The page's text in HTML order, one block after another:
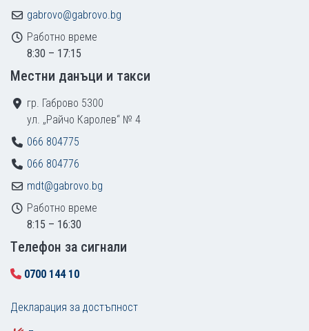
gabrovo@gabrovo.bg
Работно време
8:30 – 17:15
Местни данъци и такси
гр. Габрово 5300
ул. „Райчо Каролев“ № 4
066 804775
066 804776
mdt@gabrovo.bg
Работно време
8:15 – 16:30
Tелефон за сигнали
0700 144 10
Декларация за достъпност